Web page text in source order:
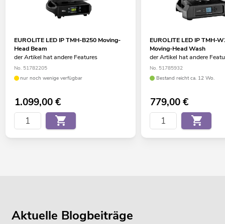
EUROLITE LED IP TMH-B250 Moving-
Head Beam
der Artikel hat andere Features
No. 51782205
nur noch wenige verfügbar
1.099,00€
EUROLITE LED IP TMH-
Moving-Head Wash
der Artikel hat andere
No. 51785932
Bestand reicht ca. 12 Wo.
779,00€
Aktuelle Blogbeiträge